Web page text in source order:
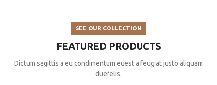
SEE OUR COLLECTION
FEATURED PRODUCTS
Dictum sagittis a eu condimentum euest a feugiat justo aliquam
duefelis.